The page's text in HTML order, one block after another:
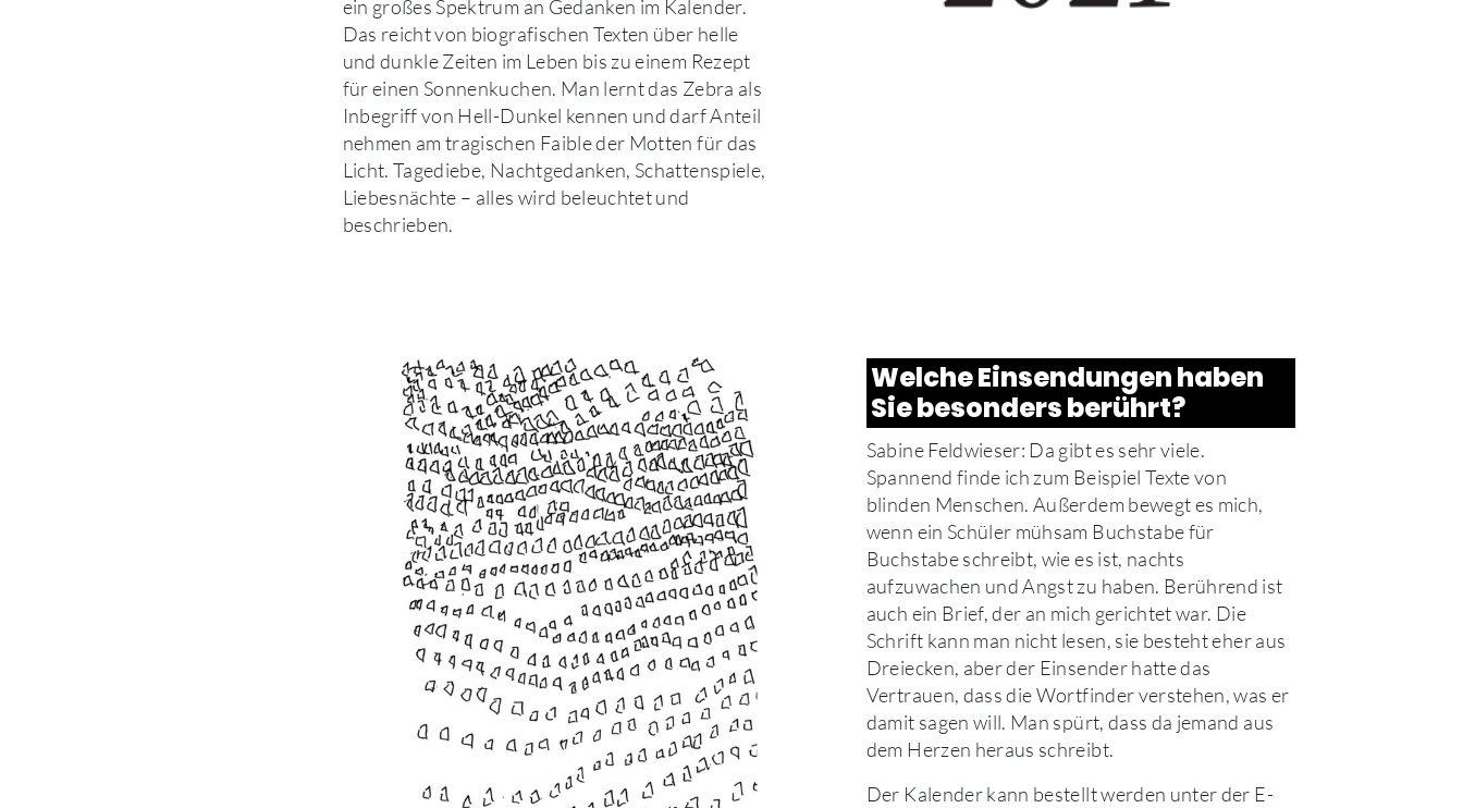
ein großes Spektrum an Gedanken im Kalender.
Das reicht von biografischen Texten über helle
und dunkle Zeiten im Leben bis zu einem Rezept
für einen Sonnenkuchen. Man lernt das Zebra als
Inbegriff von Hell-Dunkel kennen und darf Anteil
nehmen am tragischen Faible der Motten für das
Licht. Tagediebe, Nachtgedanken, Schattenspiele,
Liebesnächte – alles wird beleuchtet und
beschrieben.
Welche Einsendungen haben
Sie besonders berührt?
Sabine Feldwieser: Da gibt es sehr viele.
Spannend finde ich zum Beispiel Texte von
blinden Menschen. Außerdem bewegt es mich,
wenn ein Schüler mühsam Buchstabe für
Buchstabe schreibt, wie es ist, nachts
aufzuwachen und Angst zu haben. Berührend ist
auch ein Brief, der an mich gerichtet war. Die
Schrift kann man nicht lesen, sie besteht eher aus
Dreiecken, aber der Einsender hatte das
Vertrauen, dass die Wortfinder verstehen, was er
damit sagen will. Man spürt, dass da jemand aus
dem Herzen heraus schreibt.
Der Kalender kann bestellt werden unter der E-